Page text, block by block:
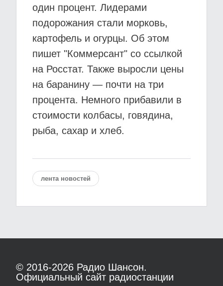
один процент. Лидерами
подорожания стали морковь,
картофель и огурцы. Об этом
пишет "Коммерсант" со ссылкой
на Росстат. Также выросли цены
на баранину — почти на три
процента. Немного прибавили в
стоимости колбасы, говядина,
рыба, сахар и хлеб.
лента новостей
© 2016-2026 Радио Шансон.
Официальный сайт радиостанции